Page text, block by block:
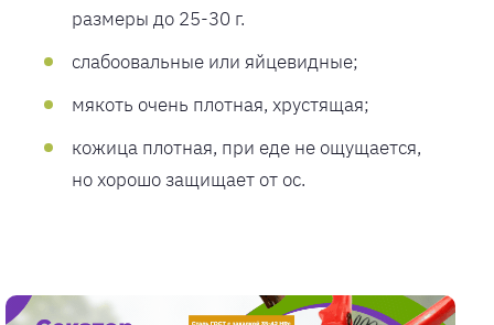
размеры до 25-30 г.
слабоовальные или яйцевидные;
мякоть очень плотная, хрустящая;
кожица плотная, при еде не ощущается,
но хорошо защищает от ос.